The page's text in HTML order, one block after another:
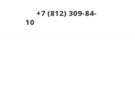
+7 (812) 309-84-
10